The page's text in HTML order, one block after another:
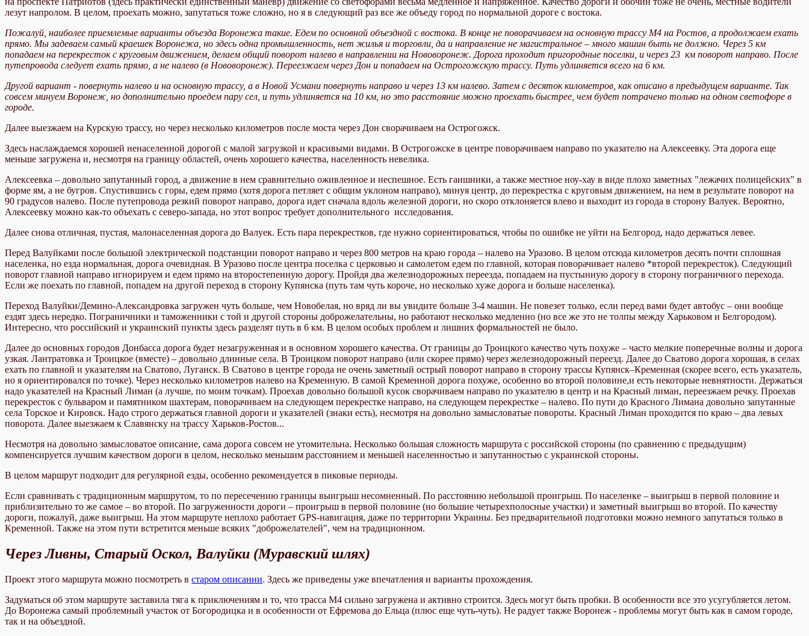
лезут напролом. В целом, проехать можно, запутаться тоже сложно, но я в следующий раз все же объеду город по нормальной дороге с востока.
Пожалуй, наиболее приемлемые варианты объезда Воронежа такие. Едем по основной объездной с востока. В конце не поворачиваем на основную трассу М4 на Ростов, а продолжаем ехать
прямо. Мы задеваем самый краешек Воронежа, но здесь одна промышленность, нет жилья и торговли, да и направление не магистральное – много машин быть не должно. Через 5 км
попадаем на перекресток с круговым движением, делаем общий поворот налево в направлении на Нововоронеж. Дорога проходит пригородные поселки, и через 23 км поворот направо. После
путепровода следует ехать прямо, а не налево (в Нововоронеж). Переезжаем через Дон и попадаем на Острогожскую трассу. Путь удлиняется всего на 6 км.
Другой вариант - повернуть налево и на основную трассу, а в Новой Усмани повернуть направо и через 13 км налево. Затем с десяток километров, как описано в предыдущем варианте. Так
совсем минуем Воронеж, но дополнительно проедем пару сел, и путь удлиняется на 10 км, но это расстояние можно проехать быстрее, чем будет потрачено только на одном светофоре в
городе.
Далее выезжаем на Курскую трассу, но через несколько километров после моста через Дон сворачиваем на Острогожск.
Здесь наслаждаемся хорошей ненаселенной дорогой с малой загрузкой и красивыми видами. В Острогожске в центре поворачиваем направо по указателю на Алексеевку. Эта дорога еще
меньше загружена и, несмотря на границу областей, очень хорошего качества, населенность невелика.
Алексеевка – довольно запутанный город, а движение в нем сравнительно оживленное и неспешное. Есть гаишники, а также местное ноу-хау в виде плохо заметных "лежачих полицейских" в
форме ям, а не бугров. Спустившись с горы, едем прямо (хотя дорога петляет с общим уклоном направо), минуя центр, до перекрестка с круговым движением, на нем в результате поворот на
90 градусов налево. После путепровода резкий поворот направо, дорога идет сначала вдоль железной дороги, но скоро отклоняется влево и выходит из города в сторону Валуек. Вероятно,
Алексеевку можно как-то объехать с северо-запада, но этот вопрос требует дополнительного исследования.
Далее снова отличная, пустая, малонаселенная дорога до Валуек. Есть пара перекрестков, где нужно сориентироваться, чтобы по ошибке не уйти на Белгород, надо держаться левее.
Перед Валуйками после большой электрической подстанции поворот направо и через 800 метров на краю города – налево на Уразово. В целом отсюда километров десять почти сплошная
населенка, но езда нормальная, дорога очевидная. В Уразово после центра поселка с церковью и самолетом едем по главной, которая поворачивает налево *второй перекресток). Следующий
поворот главной направо игнорируем и едем прямо на второстепенную дорогу. Пройдя два железнодорожных переезда, попадаем на пустынную дорогу в сторону пограничного перехода.
Если же поехать по главной, попадем на другой переход в сторону Купянска (путь там чуть короче, но несколько хуже дорога и больше населенка).
Переход Валуйки/Демино-Александровка загружен чуть больше, чем Новобелая, но вряд ли вы увидите больше 3-4 машин. Не повезет только, если перед вами будет автобус – они вообще
ездят здесь нередко. Пограничники и таможенники с той и другой стороны доброжелательны, но работают несколько медленно (но все же это не толпы между Харьковом и Белгородом).
Интересно, что российский и украинский пункты здесь разделят путь в 6 км. В целом особых проблем и лишних формальностей не было.
Далее до основных городов Донбасса дорога будет незагруженная и в основном хорошего качества. От границы до Троицкого качество чуть похуже – часто мелкие поперечные волны и дорога
узкая. Лантратовка и Троицкое (вместе) – довольно длинные села. В Троицком поворот направо (или скорее прямо) через железнодорожный переезд. Далее до Сватово дорога хорошая, в селах
ехать по главной и указателям на Сватово, Луганск. В Сватово в центре города не очень заметный острый поворот направо в сторону трассы Купянск–Кременная (скорее всего, есть указатель,
но я ориентировался по точке). Через несколько километров налево на Кременную. В самой Кременной дорога похуже, особенно во второй половине,и есть некоторые невнятности. Держаться
надо указателей на Красный Лиман (а лучше, по моим точкам). Проехав довольно большой кусок сворачиваем направо по указателю в центр и на Красный лиман, переезжаем речку. Проехав
перекресток с бульваром и памятником шахтерам, поворачиваем на следующем перекрестке направо, на следующем перекрестке – налево. По пути до Красного Лимана довольно запутанные
села Торское и Кировск. Надо строго держаться главной дороги и указателей (знаки есть), несмотря на довольно замысловатые повороты. Красный Лиман проходится по краю – два левых
поворота. Далее выезжаем к Славянску на трассу Харьков-Ростов...
Несмотря на довольно замысловатое описание, сама дорога совсем не утомительна. Несколько большая сложность маршрута с российской стороны (по сравнению с предыдущим)
компенсируется лучшим качеством дороги в целом, несколько меньшим расстоянием и меньшей населенностью и запутанностью с украинской стороны.
В целом маршрут подходит для регулярной езды, особенно рекомендуется в пиковые периоды.
Если сравнивать с традиционным маршрутом, то по пересечению границы выигрыш несомненный. По расстоянию небольшой проигрыш. По населенке – выигрыш в первой половине и
приблизительно то же самое – во второй. По загруженности дороги – проигрыш в первой половине (но большие четырехполосные участки) и заметный выигрыш во второй. По качеству
дороги, пожалуй, даже выигрыш. На этом маршруте неплохо работает GPS-навигация, даже по территории Украины. Без предварительной подготовки можно немного запутаться только в
Кременной. Также на этом пути встретится меньше всяких "доброжелателей", чем на традиционном.
Через Ливны, Старый Оскол, Валуйки (Муравский шлях)
Проект этого маршрута можно посмотреть в старом описании. Здесь же приведены уже впечатления и варианты прохождения.
Задуматься об этом маршруте заставила тяга к приключениям и то, что трасса М4 сильно загружена и активно строится. Здесь могут быть пробки. В особенности все это усугубляется летом.
До Воронежа самый проблемный участок от Богородицка и в особенности от Ефремова до Ельца (плюс еще чуть-чуть). Не радует также Воронеж - проблемы могут быть как в самом городе,
так и на объездной.